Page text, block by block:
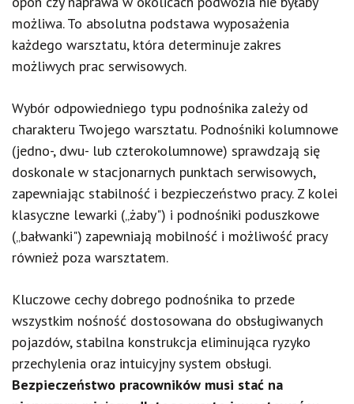
możliwa. To absolutna podstawa wyposażenia
każdego warsztatu, która determinuje zakres
możliwych prac serwisowych.
Wybór odpowiedniego typu podnośnika zależy od
charakteru Twojego warsztatu. Podnośniki kolumnowe
(jedno-, dwu- lub czterokolumnowe) sprawdzają się
doskonale w stacjonarnych punktach serwisowych,
zapewniając stabilność i bezpieczeństwo pracy. Z kolei
klasyczne lewarki („żaby") i podnośniki poduszkowe
(„bałwanki") zapewniają mobilność i możliwość pracy
również poza warsztatem.
Kluczowe cechy dobrego podnośnika to przede
wszystkim nośność dostosowana do obsługiwanych
pojazdów, stabilna konstrukcja eliminująca ryzyko
przechylenia oraz intuicyjny system obsługi.
Bezpieczeństwo pracowników musi stać na